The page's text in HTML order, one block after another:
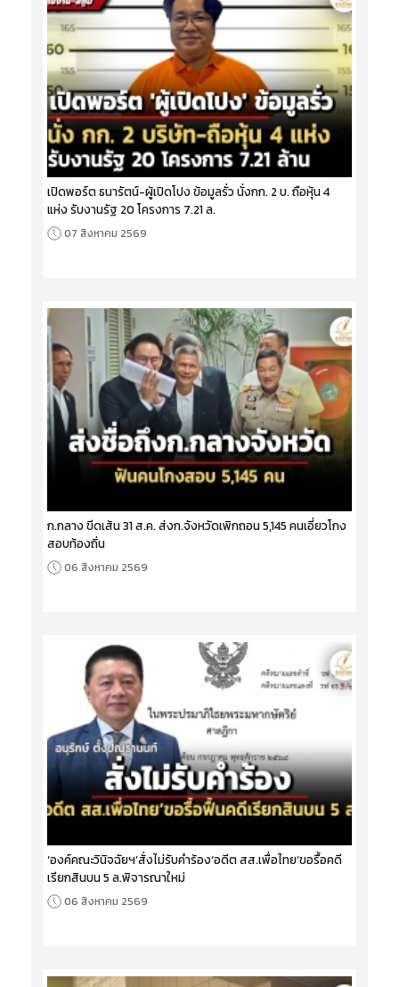
เปิดพอร์ต ธนารัตน์-ผู้เปิดโปง ข้อมูลรั่ว นั่งกก. 2 บ. ถือหุ้น 4
แห่ง รับงานรัฐ 20 โครงการ 7.21 ล.
07 สิงหาคม 2569
ก.กลาง ขีดเส้น 31 ส.ค. ส่งก.จังหวัดเพิกถอน 5,145 คนเอี่ยวโกง
สอบท้องถิ่น
06 สิงหาคม 2569
‘องค์คณะวินิจฉัยฯ’สั่งไม่รับคำร้อง‘อดีต สส.เพื่อไทย’ขอรื้อคดี
เรียกสินบน 5 ล.พิจารณาใหม่
06 สิงหาคม 2569